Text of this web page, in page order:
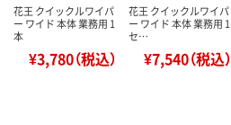
花王 クイックルワイパ
ー ワイド 本体 業務用 1
本
¥3,780（税込）
花王 クイックルワイパ
ー ワイド 本体 業務用 1
セ…
¥7,540（税込）